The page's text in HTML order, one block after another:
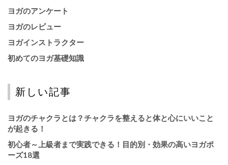
ヨガのアンケート
ヨガのレビュー
ヨガインストラクター
初めてのヨガ基礎知識
新しい記事
ヨガのチャクラとは？チャクラを整えると体と心にいいこと
が起きる！
初心者～上級者まで実践できる！目的別・効果の高いヨガポ
ーズ18選